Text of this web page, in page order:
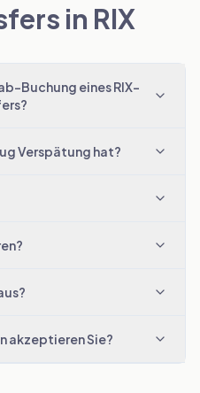
in RIX
Buchung eines RIX-
Verspätung hat?
akzeptieren Sie?